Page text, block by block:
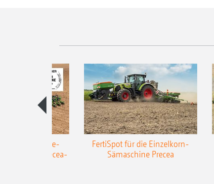
Anhänge-
Precea-
FertiSpot für die Einzelkorn-
Sämaschine Precea